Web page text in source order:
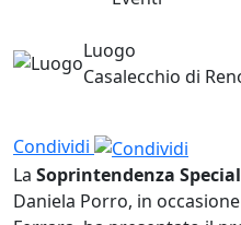
Luogo
Casalecchio di
Condividi
La Soprintendenza
Daniela Porro, in